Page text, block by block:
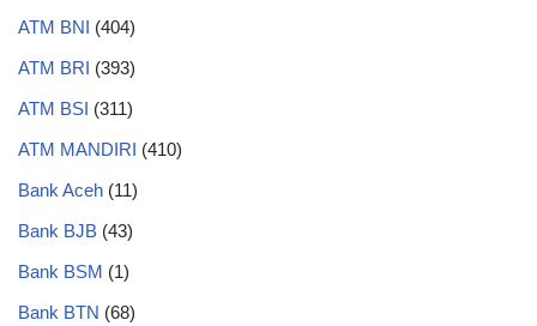
ATM BNI (404)
ATM BRI (393)
ATM BSI (311)
ATM MANDIRI (410)
Bank Aceh (11)
Bank BJB (43)
Bank BSM (1)
Bank BTN (68)